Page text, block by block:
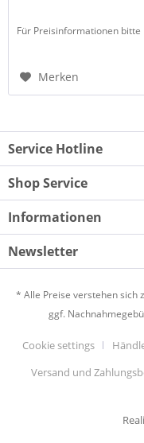
Für Preisinformationen bitte
Merken
Service Hotline
Shop Service
Informationen
Newsletter
* Alle Preise verstehen sich
ggf.
Cookie settings
Versand und